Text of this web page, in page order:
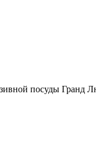
посуды Гранд